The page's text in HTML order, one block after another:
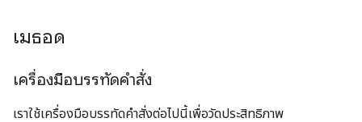
เมธอด
เครื่องมือบรรทัดคำสั่ง
เราใช้เครื่องมือบรรทัดคำสั่งต่อไปนี้เพื่อวัดประสิทธิภาพ